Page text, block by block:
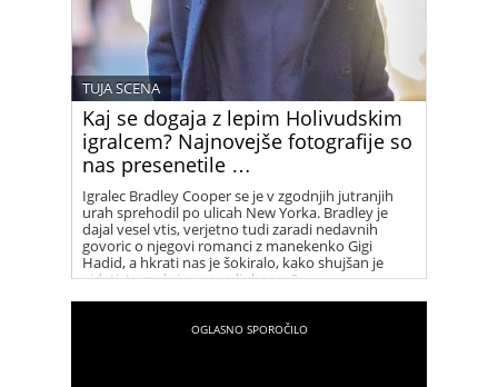
Kaj se dogaja z lepim Holivudskim
igralcem? Najnovejše fotografije so
nas presenetile …
TUJA SCENA
Igralec Bradley Cooper se je v zgodnjih jutranjih
urah sprehodil po ulicah New Yorka. Bradley je
dajal vesel vtis, verjetno tudi zaradi nedavnih
govoric o njegovi romanci z manekenko Gigi
Hadid, a hkrati nas je šokiralo, kako shujšan je
videti. Je res kriva nova ljubezen?